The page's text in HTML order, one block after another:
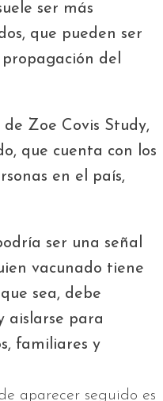
ser más
que pueden ser
del
Zoe Covis Study,
que cuenta con los
en el país,
ser una señal
vacunado tiene
sea, debe
aislarse para
familiares y
aparecer seguido es